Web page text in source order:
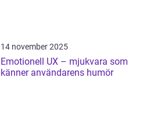
14 november 2025
Emotionell UX – mjukvara som
känner användarens humör